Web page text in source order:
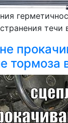
течи
тормоза